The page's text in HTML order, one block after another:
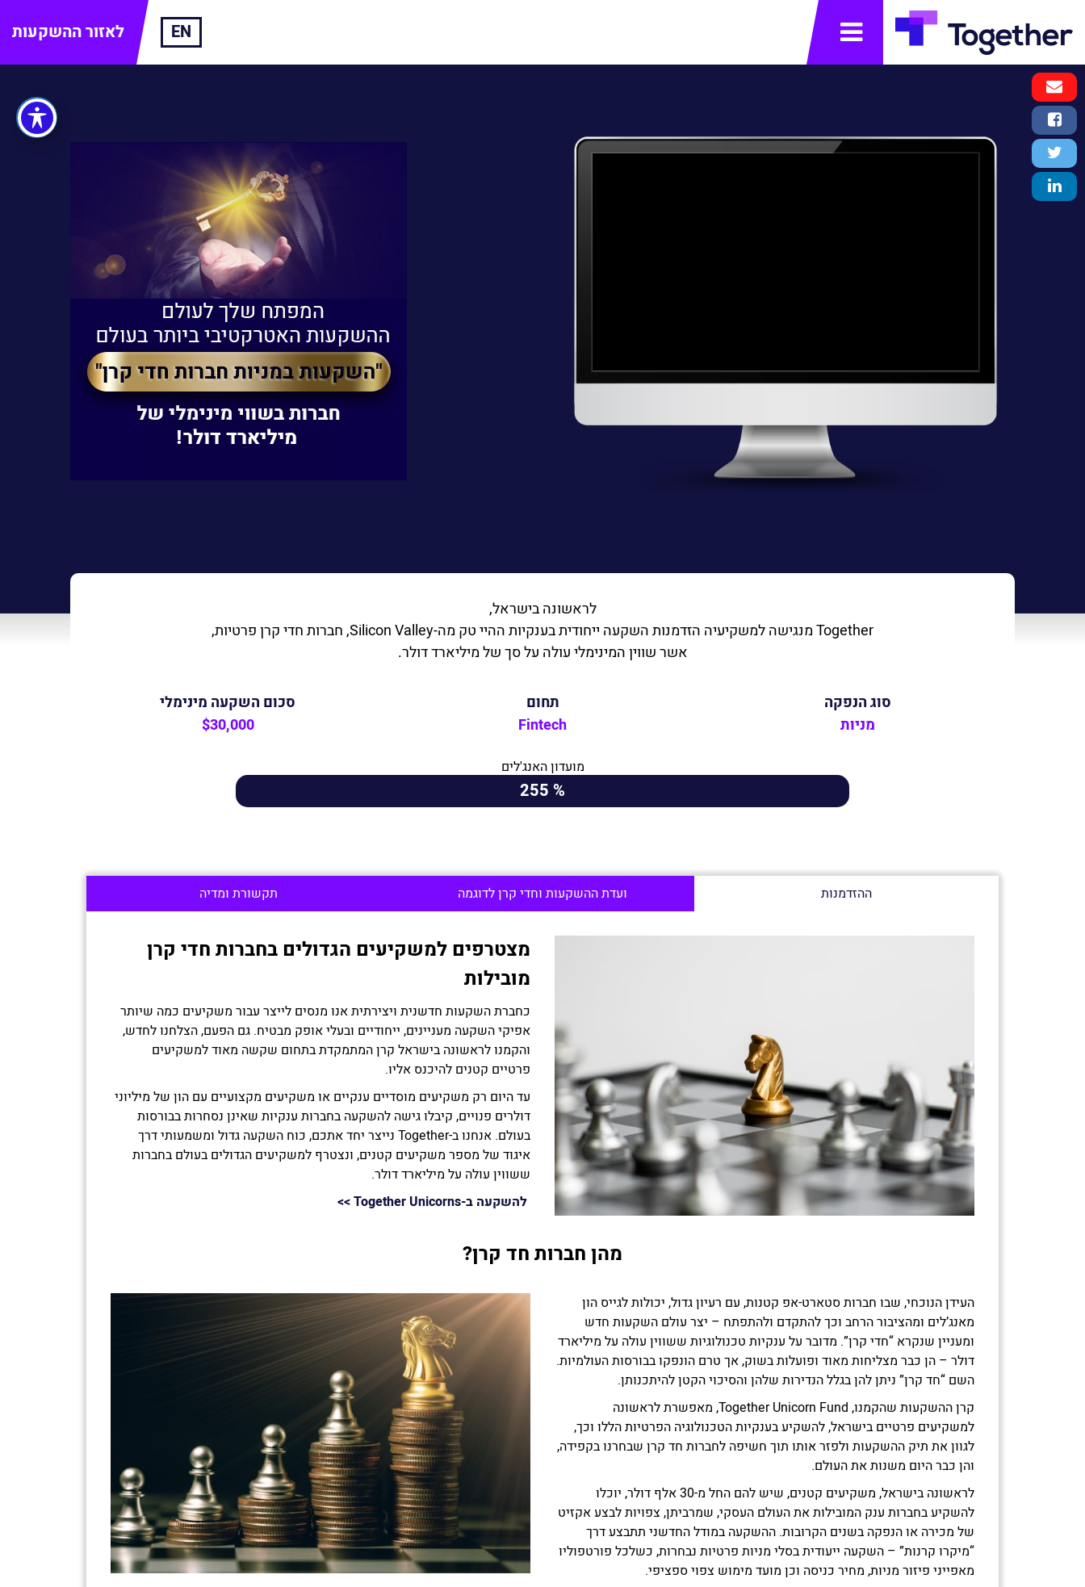
תפריט לאזור ההשקעות EN
לראשונה בישראל,
Together מנגישה למשקיעיה הזדמנות השקעה ייחודית בענקיות ההיי טק מה-Silicon Valley, חברות חדי קרן פרטיות,
אשר שווין המינימלי עולה על סך של מיליארד דולר.
סוג הנפקה
מניות
תחום
Fintech
סכום השקעה מינימלי
$30,000
% 255
מועדון האנג'לים
ההזדמנות ועדת ההשקעות וחדי קרן לדוגמה תקשורת ומדיה
מצטרפים למשקיעים הגדולים בחברות חדי קרן
מובילות
כחברת השקעות חדשנית ויצירתית אנו מנסים לייצר עבור משקיעים כמה שיותר
אפיקי השקעה מעניינים, ייחודיים ובעלי אופק מבטיח. גם הפעם, הצלחנו לחדש,
והקמנו לראשונה בישראל קרן המתמקדת בתחום שקשה מאוד למשקיעים
פרטיים קטנים להיכנס אליו.
עד היום רק משקיעים מוסדיים ענקיים או משקיעים מקצועיים עם הון של מיליוני
דולרים פנויים, קיבלו גישה להשקעה בחברות ענקיות שאינן נסחרות בבורסות
בעולם. אנחנו ב-Together נייצר יחד אתכם, כוח השקעה גדול ומשמעותי דרך
איגוד של מספר משקיעים קטנים, ונצטרף למשקיעים הגדולים בעולם בחברות
ששווין עולה על מיליארד דולר.
להשקעה ב-Together Unicorns
>>
מהן חברות חד קרן?
העידן הנוכחי, שבו חברות סטארט-אפ קטנות, עם רעיון גדול, יכולות לגייס הון
מאנג’לים ומהציבור הרחב וכך להתקדם ולהתפתח – יצר עולם השקעות חדש
ומעניין שנקרא “חדי קרן”. מדובר על ענקיות טכנולוגיות ששווין עולה על מיליארד
דולר – הן כבר מצליחות מאוד ופועלות בשוק, אך טרם הונפקו בבורסות העולמיות.
השם “חד קרן” ניתן להן בגלל הנדירות שלהן והסיכוי הקטן להיתכנותן.
קרן ההשקעות שהקמנו, Together Unicorn Fund, מאפשרת לראשונה
למשקיעים פרטיים בישראל, להשקיע בענקיות הטכנולוגיה הפרטיות הללו וכך,
לגוון את תיק ההשקעות ולפזר אותו תוך חשיפה לחברות חד קרן שבחרנו בקפידה,
והן כבר היום משנות את העולם.
לראשונה בישראל, משקיעים קטנים, שיש להם החל מ-30 אלף דולר, יוכלו
להשקיע בחברות ענק המובילות את העולם העסקי, שמרביתן, צפויות לבצע אקזיט
של מכירה או הנפקה בשנים הקרובות. ההשקעה במודל החדשני תתבצע דרך
“מיקרו קרנות” – השקעה ייעודית בסלי מניות פרטיות נבחרות, כשלכל פורטפוליו
מאפייני פיזור מניות, מחיר כניסה וכן מועד מימוש צפוי ספציפי.
Email
Message
Facebook
Share
Tweet
LinkedIn
Share